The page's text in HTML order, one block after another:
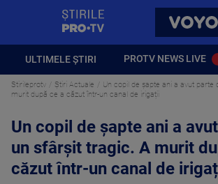
VOYO
ULTIMELE ȘTIRI PROTV NEWS LIVE
Stirileprotv Știri Actuale
Un copil de șapte ani a avut parte
murit după ce a căzut într-un canal de irigații
Un copil de șapte ani a
un sfârșit tragic. A murit
căzut într-un canal de